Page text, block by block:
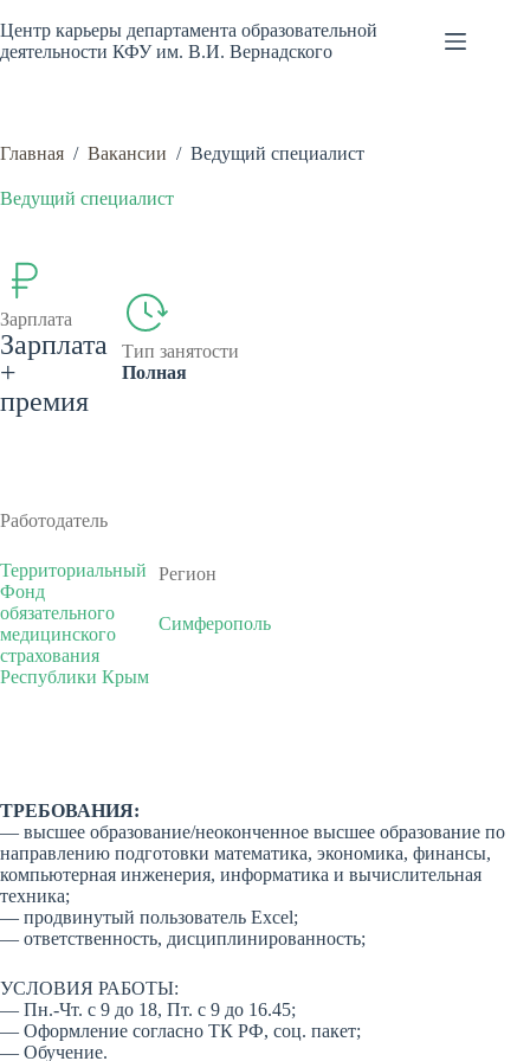
к
сути
Центр карьеры департамента образовательной
деятельности КФУ им. В.И. Вернадского
Главная / Вакансии / Ведущий специалист
Ведущий специалист
Зарплата
Зарплата
+
премия
Тип занятости
Полная
Работодатель
Территориальный
Фонд
обязательного
медицинского
страхования
Республики Крым
Регион
Симферополь
ТРЕБОВАНИЯ:
— высшее образование/неоконченное высшее образование по
направлению подготовки математика, экономика, финансы,
компьютерная инженерия, информатика и вычислительная
техника;
— продвинутый пользователь Excel;
— ответственность, дисциплинированность;
УСЛОВИЯ РАБОТЫ:
— Пн.-Чт. с 9 до 18, Пт. с 9 до 16.45;
— Оформление согласно ТК РФ, соц. пакет;
— Обучение.